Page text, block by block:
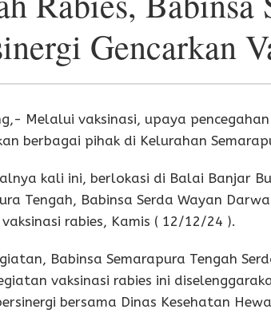
Gencarkan
Melalui vaksinasi, upaya
berbagai pihak di Kelurahan
kali ini, berlokasi di Balai Banjar
Tengah, Babinsa Serda Wayan
rabies, Kamis ( 12/12/24 ).
Babinsa Semarapura Tengah
vaksinasi rabies ini
bersama Dinas Kesehatan